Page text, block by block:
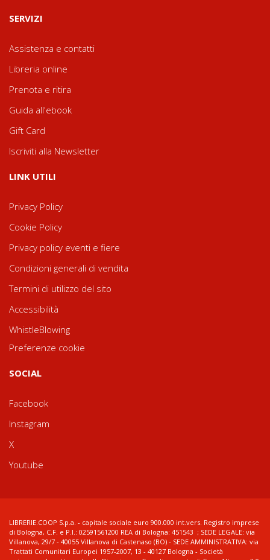
SERVIZI
Assistenza e contatti
Libreria online
Prenota e ritira
Guida all'ebook
Gift Card
Iscriviti alla Newsletter
LINK UTILI
Privacy Policy
Cookie Policy
Privacy policy eventi e fiere
Condizioni generali di vendita
Termini di utilizzo del sito
Accessibilità
WhistleBlowing
Preferenze cookie
SOCIAL
Facebook
Instagram
X
Youtube
LIBRERIE.COOP S.p.a. - capitale sociale euro 900.000 int.vers. Registro imprese
di Bologna, C.F. e P.I.: 02591561200 REA di Bologna: 451543 ; SEDE LEGALE: via
Villanova, 29/7 - 40055 Villanova di Castenaso (BO) - SEDE AMMINISTRATIVA: via
Trattati Comunitari Europei 1957-2007, 13 - 40127 Bologna - Società